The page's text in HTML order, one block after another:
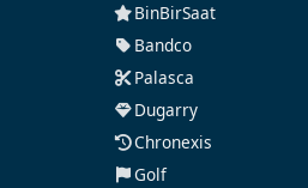
BinBirSaat
Bandco
Palasca
Dugarry
Chronexis
Golf